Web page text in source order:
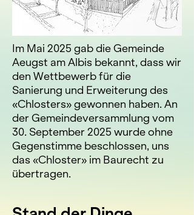
Im Mai 2025 gab die Gemeinde
Aeugst am Albis bekannt, dass wir
den Wettbewerb für die
Sanierung und Erweiterung des
«Chlosters» gewonnen haben. An
der Gemeindeversammlung vom
30. September 2025 wurde ohne
Gegenstimme beschlossen, uns
das «Chloster» im Baurecht zu
übertragen.